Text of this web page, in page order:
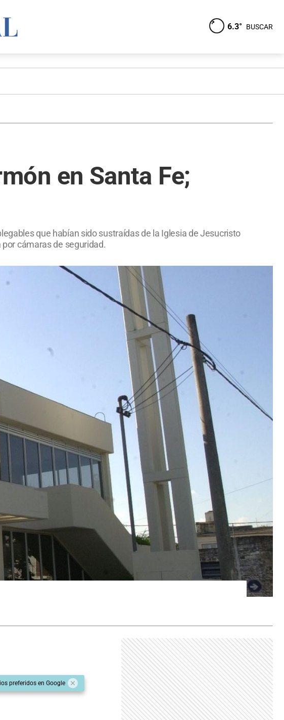
6.3° BUSCAR
en Santa Fe;
que habían sido sustraídas de la Iglesia de Jesucristo
cámaras de seguridad.
preferidos en Google